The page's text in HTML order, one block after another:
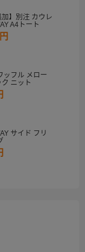
加】別注 カウレ
A4トート
ッフル メロー
ニット
サイド フリ